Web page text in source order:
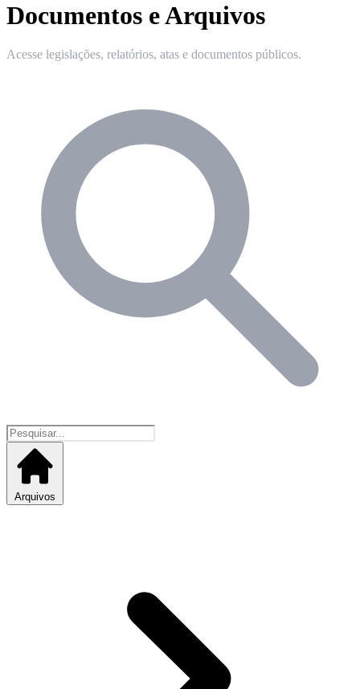
Documentos e Arquivos
Acesse legislações, relatórios, atas e documentos públicos.
Arquivos